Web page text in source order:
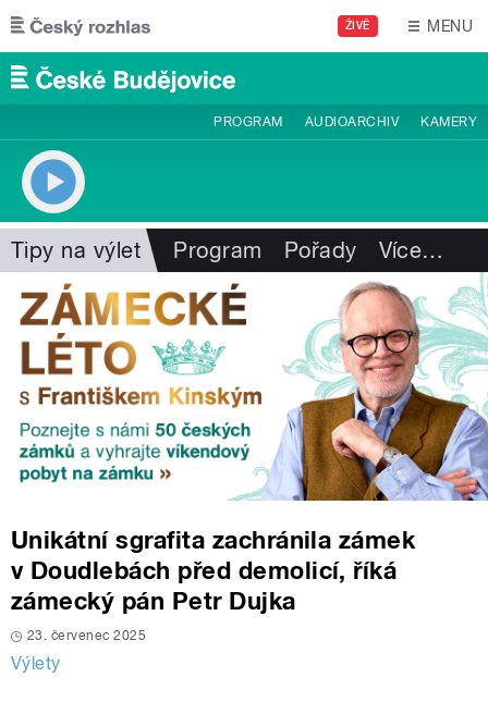
Přejít k hlavnímu obsahu
ŽIVĚ MENU
PROGRAM AUDIOARCHIV KAMERY
Tipy na výlet Program Pořady Více…
Unikátní sgrafita zachránila zámek
v Doudlebách před demolicí, říká
zámecký pán Petr Dujka
23. červenec 2025
Výlety